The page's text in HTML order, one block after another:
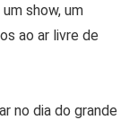
show, um
ao ar livre de
no dia do grande